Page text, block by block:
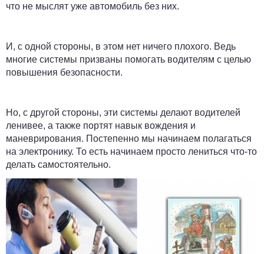
что не мыслят уже автомобиль без них.
И, с одной стороны, в этом нет ничего плохого. Ведь
многие системы призваны помогать водителям с целью
повышения безопасности.
Но, с другой стороны, эти системы делают водителей
ленивее, а также портят навык вождения и
маневрирования. Постепенно мы начинаем полагаться
на электронику. То есть начинаем просто лениться что-то
делать самостоятельно.